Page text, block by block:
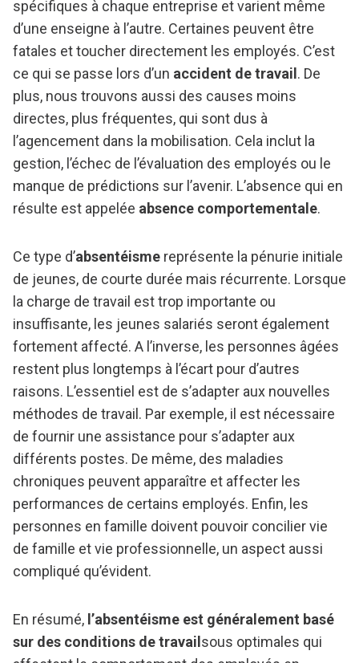
spécifiques à chaque entreprise et varient même
d’une enseigne à l’autre. Certaines peuvent être
fatales et toucher directement les employés. C’est
ce qui se passe lors d’un accident de travail . De
plus, nous trouvons aussi des causes moins
directes, plus fréquentes, qui sont dus à
l’agencement dans la mobilisation. Cela inclut la
gestion, l’échec de l’évaluation des employés ou le
manque de prédictions sur l’avenir. L’absence qui en
résulte est appelée absence comportementale.
Ce type d’absentéisme représente la pénurie initiale
de jeunes, de courte durée mais récurrente. Lorsque
la charge de travail est trop importante ou
insuffisante, les jeunes salariés seront également
fortement affecté. A l’inverse, les personnes âgées
restent plus longtemps à l’écart pour d’autres
raisons. L’essentiel est de s’adapter aux nouvelles
méthodes de travail. Par exemple, il est nécessaire
de fournir une assistance pour s’adapter aux
différents postes. De même, des maladies
chroniques peuvent apparaître et affecter les
performances de certains employés. Enfin, les
personnes en famille doivent pouvoir concilier vie
de famille et vie professionnelle, un aspect aussi
compliqué qu’évident.
En résumé, l’absentéisme est généralement basé
sur des conditions de travail sous optimales qui